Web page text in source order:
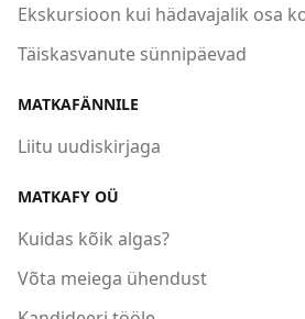
Ekskursioon kui hädavajalik osa
Täiskasvanute sünnipäevad
MATKAFÄNNILE
Liitu uudiskirjaga
MATKAFY OÜ
Kuidas kõik algas?
Võta meiega ühendust